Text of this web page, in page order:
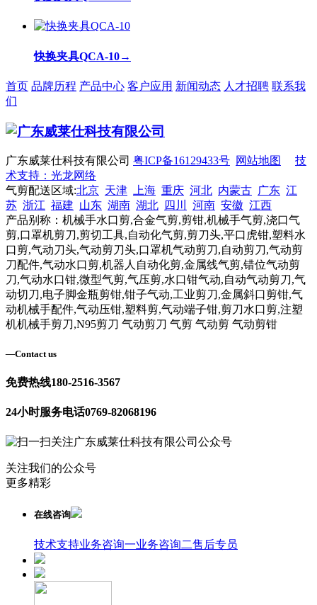
快换夹具QCA-10→
首页 品牌历程 产品中心 客户应用 新闻动态 人才招聘 联系我
们
广东威莱仕科技有限公司 粤ICP备16129433号 网站地图
技
术支持：光龙网络
气剪配送区域:北京 天津 上海 重庆 河北 内蒙古 广东 江
苏 浙江 福建 山东 湖南 湖北 四川 河南 安徽 江西
产品别称：机械手水口剪,合金气剪,剪钳,机械手气剪,浇口气
剪,口罩机剪刀,剪切工具,自动化气剪,剪刀头,平口虎钳,塑料水
口剪,气动刀头,气动剪刀头,口罩机气动剪刀,自动剪刀,气动剪
刀配件,气动水口剪,机器人自动化剪,金属线气剪,错位气动剪
刀,气动水口钳,微型气剪,气压剪,水口钳气动,自动气动剪刀,气
动切刀,电子脚金瓶剪钳,钳子气动,工业剪刀,金属斜口剪钳,气
动机械手配件,气动压钳,塑料剪,气动端子钳,剪刀水口剪,注塑
机机械手剪刀,N95剪刀 气动剪刀 气剪 气动剪 气动剪钳
—Contact us
免费热线180-2516-3567
24小时服务电话0769-82068196
关注我们的公众号
更多精彩
在线咨询
技术支持业务咨询一业务咨询二售后专员